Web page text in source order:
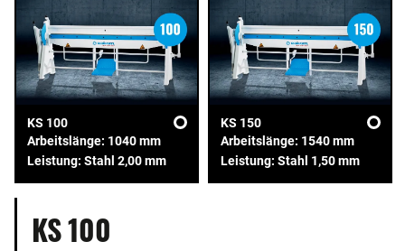
KS 100
Arbeitslänge: 1040 mm
Leistung: Stahl 2,00 mm
KS 150
Arbeitslänge: 1540 mm
Leistung: Stahl 1,50 mm
KS 100